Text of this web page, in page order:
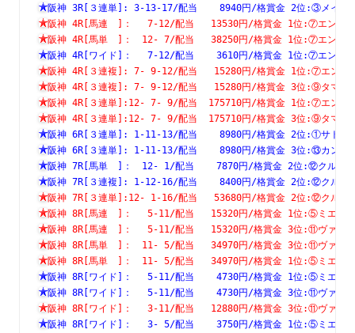
阪神 3R[３連単]: 3-13-17/配当    8940円/格賞金 2位
阪神 4R[馬連　]：　 7-12/配当   13530円/格賞金 1
阪神 4R[馬単　]：　12- 7/配当   38250円/格賞金 1
阪神 4R[ワイド]：　 7-12/配当    3610円/格賞金 1
阪神 4R[３連複]: 7- 9-12/配当   15280円/格賞金
阪神 4R[３連複]: 7- 9-12/配当   15280円/格賞金 3
阪神 4R[３連単]:12- 7- 9/配当  175710円/格賞金
阪神 4R[３連単]:12- 7- 9/配当  175710円/格賞金 3
阪神 6R[３連単]: 1-11-13/配当    8980円/格賞金
阪神 6R[３連単]: 1-11-13/配当    8980円/格
阪神 7R[馬単　]：　12- 1/配当    7870円/格賞金 2
阪神 7R[３連複]: 1-12-16/配当    8400円/格賞金 2
阪神 7R[３連単]:12- 1-16/配当   53680円/格賞金 2
阪神 8R[馬連　]：　 5-11/配当   15320円/格賞金 1位
阪神 8R[馬連　]：　 5-11/配当   15320円/格賞
阪神 8R[馬単　]：　11- 5/配当   34970円/格賞
阪神 8R[馬単　]：　11- 5/配当   34970円/格賞金 1位
阪神 8R[ワイド]：　 5-11/配当    4730円/格賞金 1位
阪神 8R[ワイド]：　 5-11/配当    4730円/格賞
阪神 8R[ワイド]：　 3-11/配当   12880円/格賞
阪神 8R[ワイド]：　 3- 5/配当    3750円/格賞金 1位